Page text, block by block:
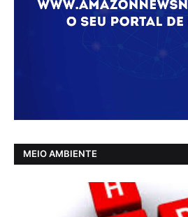
MEIO AMBIENTE